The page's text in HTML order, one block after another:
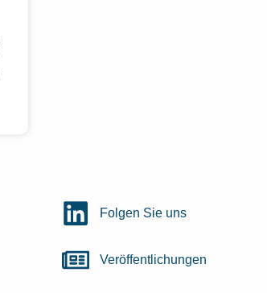
Folgen Sie uns
Veröffentlichungen